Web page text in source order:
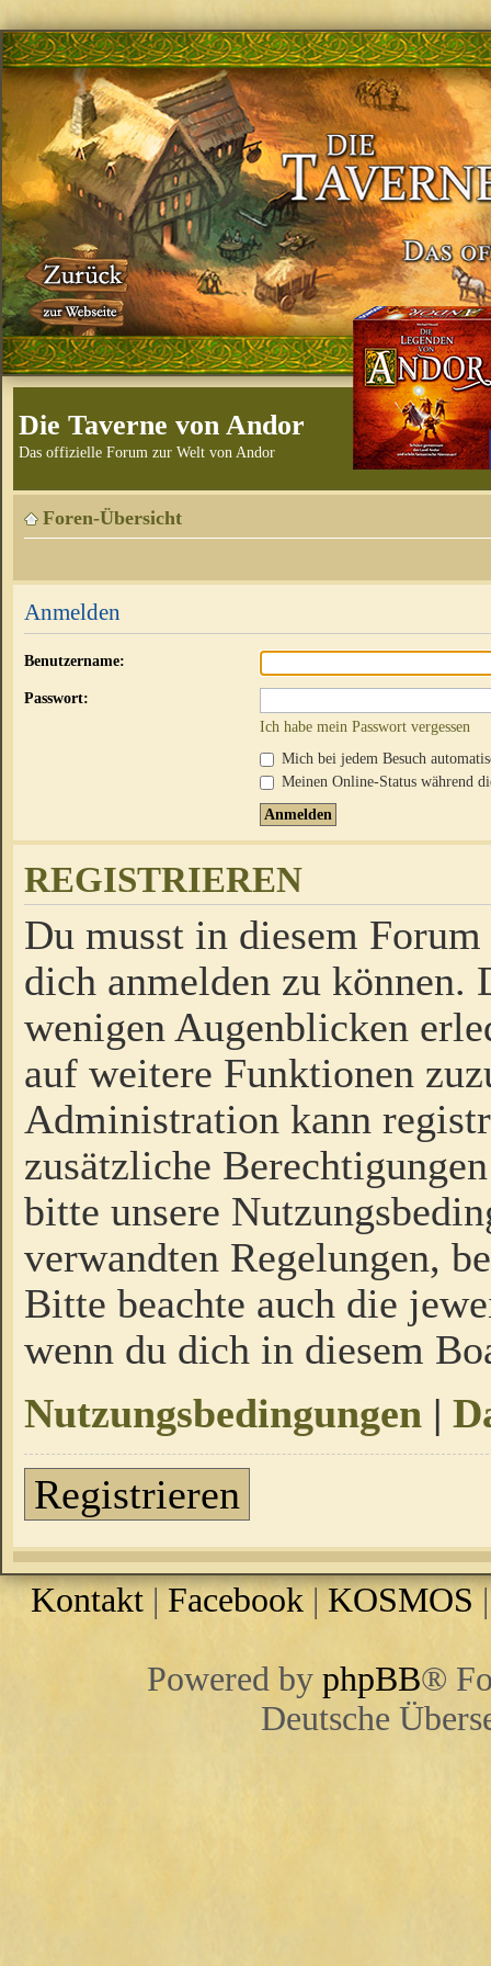
Die Taverne von Andor
Das offizielle Forum zur Welt von Andor
Foren-Übersicht
Anmelden
Benutzername:
Passwort:
Ich habe mein Passwort vergessen
Mich bei jedem Besuch
Meinen Online-Status während
REGISTRIEREN
Du musst in diesem
dich anmelden zu
wenigen Augenblicken
auf weitere Funktionen
Administration kann
zusätzliche
bitte unsere
verwandten Regelungen,
Bitte beachte auch die
wenn du dich in diesem
Nutzungsbedingungen |
Registrieren
Kontakt | Facebook |KOSMOS
Powered by phpBB®
Deutsche